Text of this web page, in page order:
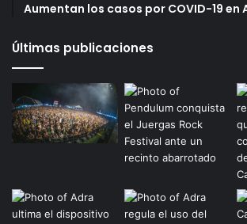
Aumentan los casos por COVID-19 en
Últimas publicaciones